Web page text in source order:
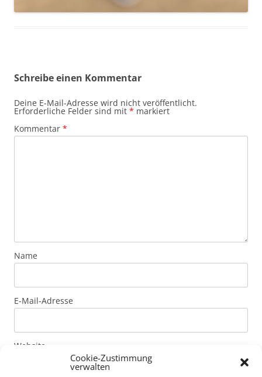
Cookie-Zustimmung
verwalten
Schreibe einen Kommentar
Deine E-Mail-Adresse wird nicht veröffentlicht.
Erforderliche Felder sind mit * markiert
Kommentar *
Name
E-Mail-Adresse
Website